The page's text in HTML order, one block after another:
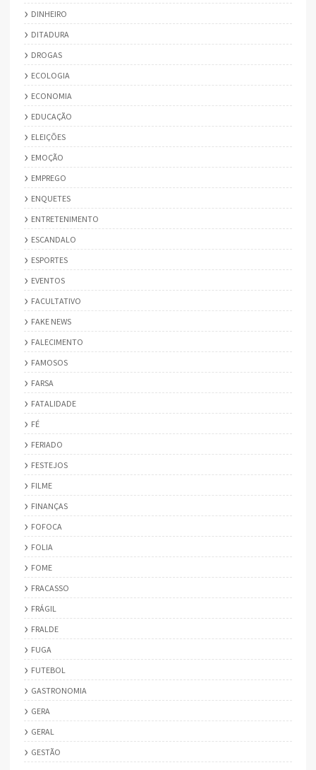
DINHEIRO
DITADURA
DROGAS
ECOLOGIA
ECONOMIA
EDUCAÇÃO
ELEIÇÕES
EMOÇÃO
EMPREGO
ENQUETES
ENTRETENIMENTO
ESCANDALO
ESPORTES
EVENTOS
FACULTATIVO
FAKE NEWS
FALECIMENTO
FAMOSOS
FARSA
FATALIDADE
FÉ
FERIADO
FESTEJOS
FILME
FINANÇAS
FOFOCA
FOLIA
FOME
FRACASSO
FRÁGIL
FRALDE
FUGA
FUTEBOL
GASTRONOMIA
GERA
GERAL
GESTÃO